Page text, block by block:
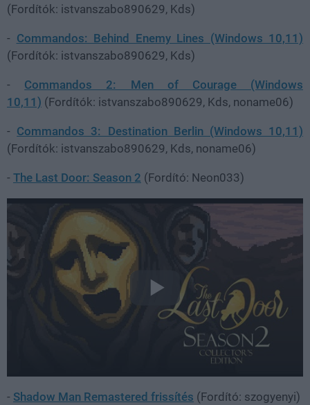
(Fordítók: istvanszabo890629, Kds)
- Commandos: Behind Enemy Lines (Windows 10,11)
(Fordítók: istvanszabo890629, Kds)
- Commandos 2: Men of Courage (Windows
10,11) (Fordítók: istvanszabo890629, Kds, noname06)
- Commandos 3: Destination Berlin (Windows 10,11)
(Fordítók: istvanszabo890629, Kds, noname06)
- The Last Door: Season 2 (Fordító: Neon033)
- Shadow Man Remastered frissítés (Fordító: szogyenyi)